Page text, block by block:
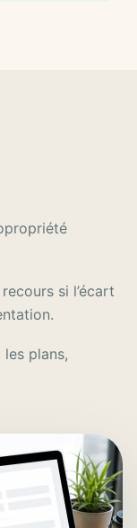
si l’écart
plans,